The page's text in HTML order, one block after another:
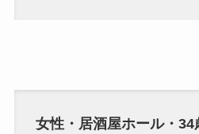
女性・居酒屋ホール・34